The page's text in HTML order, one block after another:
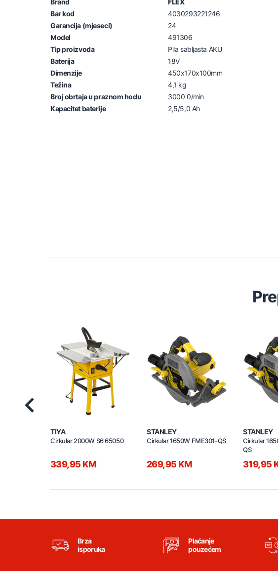
Brand
FLEX
Bar kod
4030293221246
Garancija (mjeseci)
24
Model
491306
Tip proizvoda
Pila sabljasta AKU
Baterija
18V
Dimenzije
450x170x100mm
Težina
4,1 kg
Broj obrtaja u praznom hodu
3000 0/min
Kapacitet baterije
2,5/5,0 Ah
TIYA
Cirkular 2000W S6 65050
339,95 KM
STANLEY
Cirkular 1650W FME301-QS
269,95 KM
STANLEY
Cirkular
QS
319,95
Brza
isporuka
Plaćanje
pouzećem